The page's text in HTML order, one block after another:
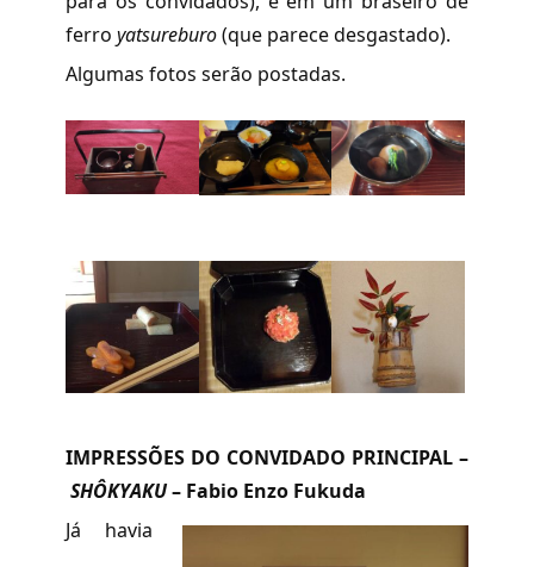
ferro yatsureburo(que parece desgastado).
Algumas fotos serão postadas.
IMPRESSÕES DO CONVIDADO PRINCIPAL –
SHÔKYAKU– Fabio Enzo Fukuda
Já havia